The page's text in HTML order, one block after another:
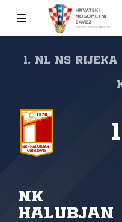
1. NL NS
NK
Halubjan
1